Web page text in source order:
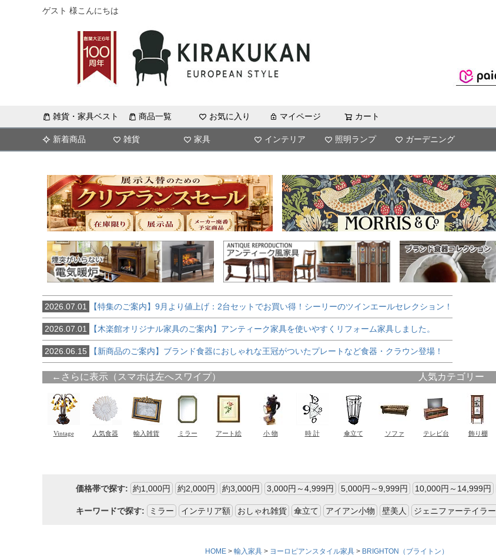
ゲスト 様こんにちは
雑貨・家具ベスト 商品一覧 お気に入り マイページ カート
新着商品 雑貨 家具 インテリア 照明ランプ ガーデニング
2026.07.01 【特集のご案内】9月より値上げ：2台セットでお買い得！シーリーのツインエールセレクション！
2026.07.01 【木楽館オリジナル家具のご案内】アンティーク家具を使いやすくリフォーム家具しました。
2026.06.15 【新商品のご案内】ブランド食器におしゃれな王冠がついたプレートなど食器・クラウン登場！
価格帯で探す: 約1,000円 約2,000円 約3,000円 3,000円～4,999円 5,000円～9,999円 10,000円～14,999円
キーワードで探す: ミラー インテリア額 おしゃれ雑貨 傘立て アイアン小物 壁美人 ジェニファーテイラー
HOME 輸入家具 ヨーロピアンスタイル家具
BRIGHTON（ブライトン）